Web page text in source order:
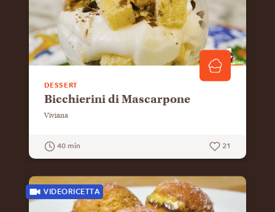
DESSERT
Bicchierini di Mascarpone
Viviana
40 min 21
VIDEORICETTA